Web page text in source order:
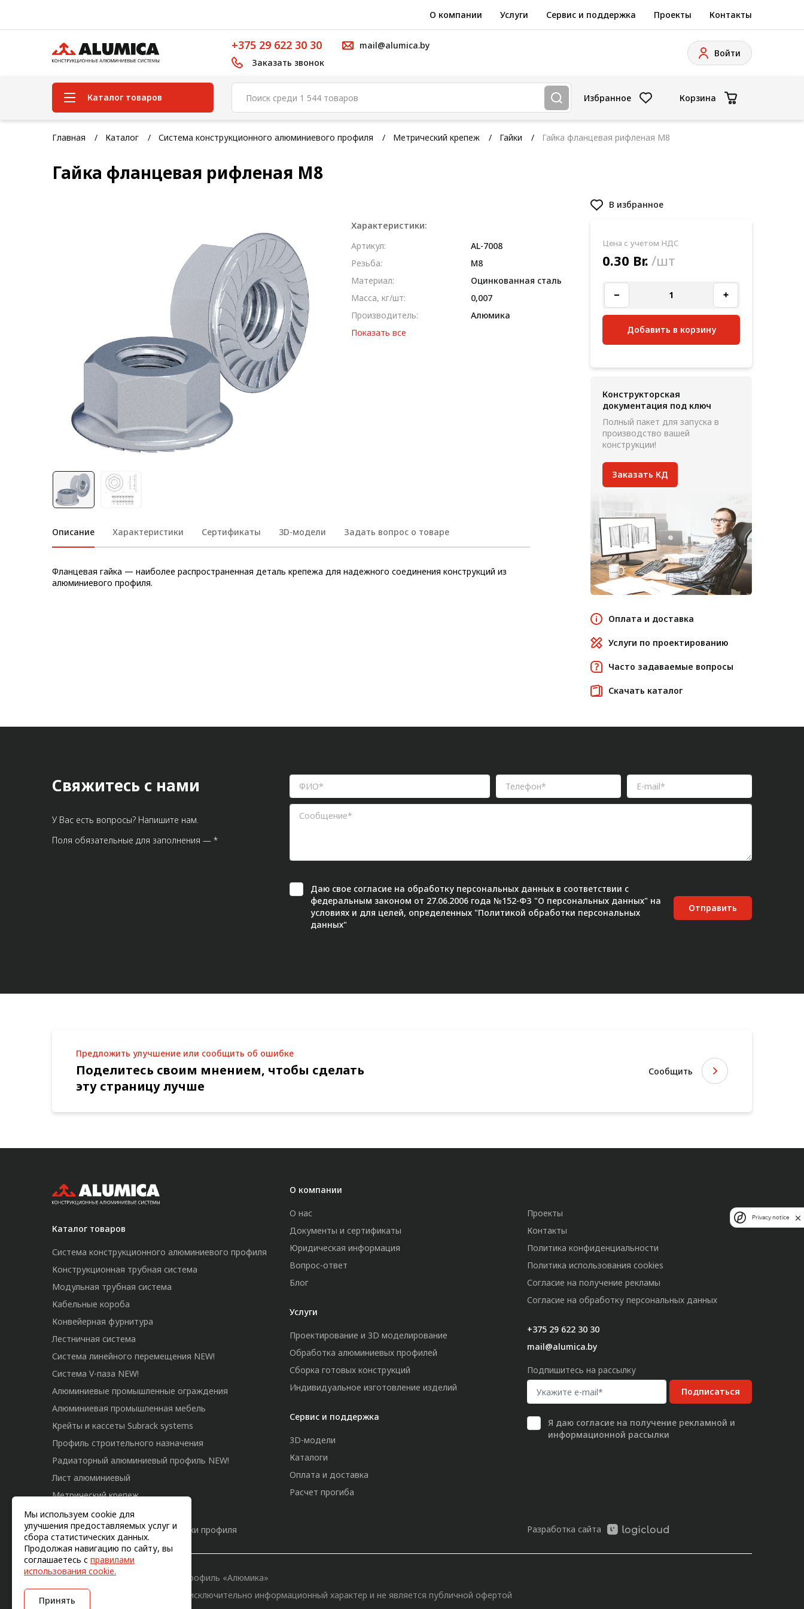
О компании Услуги Сервис и поддержка Проекты Контакты
+375 29 622 30 30
Заказать звонок
mail@alumica.by
Войти
Каталог товаров
Система конструкционного
Конструкционная трубная
система
Система V-паза NEW!
Алюминиевые промышленные
ограждения
мебель
Крейты и кассеты Subrack
systems
назначения
Радиаторный алюминиевый
профиль NEW!
Лист алюминиевый
Конструкции из профиля
Избранное Корзина
Главная Каталог Система конструкционного алюминиевого профиля Метрический крепеж Гайки Гайка фланцевая рифленая М8
Гайка фланцевая рифленая М8
Описание Характеристики Сертификаты 3D-модели Задать вопрос о товаре
Фланцевая гайка — наиболее распространенная деталь крепежа для надежного соединения конструкций из
алюминиевого профиля.
Характеристики:
Артикул:
AL-7008
Резьба:
М8
Материал:
Оцинкованная сталь
Масса, кг/шт:
0,007
Производитель:
Алюмика
Показать все
В избранное
Цена с учетом НДС
0.30 Br. /шт
Добавить в корзину
Конструкторская
документация под ключ
Полный пакет для запуска в
производство вашей
конструкции!
Заказать КД
Оплата и доставка
Услуги по проектированию
Часто задаваемые вопросы
Скачать каталог
Мы используем cookie для
улучшения предоставляемых услуг и
сбора статистических данных.
Продолжая навигацию по сайту, вы
соглашаетесь с правилами
использования cookie.
Принять
Свяжитесь с нами
У Вас есть вопросы? Напишите нам.
Поля обязательные для заполнения — *
Даю свое согласие на обработку персональных данных в соответствии с
федеральным законом от 27.06.2006 года №152-ФЗ "О персональных данных" на
условиях и для целей, определенных "Политикой обработки персональных
данных"
Отправить
Предложить улучшение или сообщить об ошибке
Поделитесь своим мнением, чтобы сделать
эту страницу лучше
Сообщить
Каталог товаров
Система конструкционного алюминиевого профиля
Конструкционная трубная система
Модульная трубная система
Кабельные короба
Конвейерная фурнитура
Лестничная система
Система линейного перемещения NEW!
Система V-паза NEW!
Алюминиевые промышленные ограждения
Алюминиевая промышленная мебель
Крейты и кассеты Subrack systems
Профиль строительного назначения
Радиаторный алюминиевый профиль NEW!
Лист алюминиевый
Метрический крепеж
Конструкции из профиля
Услуги дополнительной обработки профиля
О компании
О нас
Документы и сертификаты
Юридическая информация
Вопрос-ответ
Блог
Услуги
Проектирование и 3D моделирование
Обработка алюминиевых профилей
Сборка готовых конструкций
Индивидуальное изготовление изделий
Сервис и поддержка
3D-модели
Каталоги
Оплата и доставка
Расчет прогиба
Проекты
Контакты
Политика конфиденциальности
Политика использования cookies
Согласие на получение рекламы
Согласие на обработку персональных данных
+375 29 622 30 30
mail@alumica.by
Подпишитесь на рассылку
Подписаться
Я даю согласие на получение рекламной и
информационной рассылки
Разработка сайта
© 2011-2026, Конструкционный профиль «Алюмика»
Вся информация на сайте имеет исключительно информационный характер и не является публичной офертой
Privacy notice